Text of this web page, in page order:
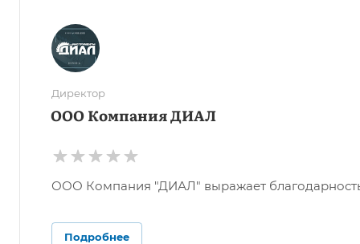
Директор
ООО Компания ДИАЛ
ООО Компания "ДИАЛ" выражает
Подробнее